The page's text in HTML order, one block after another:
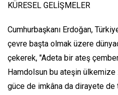
KÜRESEL GELİŞMELER
Cumhurbaşkanı Erdoğan,
çevre başta olmak üzere
çekerek, "Adeta bir ateş
Hamdolsun bu ateşin
güce de imkâna da dirayete